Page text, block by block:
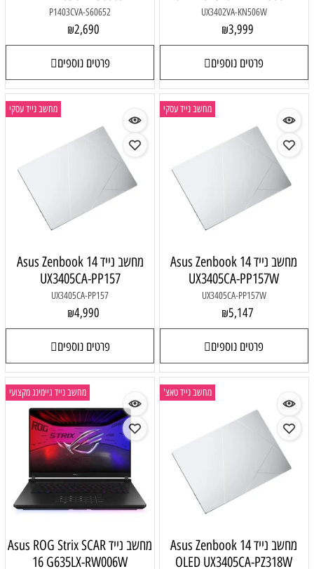
UX3402VA-KN506W
₪3,999
פרטים נוספים
P1403CVA-S60652
₪2,690
פרטים נוספים
מחשב נייד עסקי
מחשב נייד Asus Zenbook 14
UX3405CA-PP157W
UX3405CA-PP157W
₪5,147
פרטים נוספים
מחשב נייד עסקי
מחשב נייד Asus Zenbook 14
UX3405CA-PP157
UX3405CA-PP157
₪4,990
פרטים נוספים
מחשב נייד טאצ'
מחשב נייד Asus Zenbook 14
OLED UX3405CA-PZ318W
מחשב נייד גיימינג מקצועי
מחשב נייד Asus ROG Strix SCAR
16 G635LX-RW006W